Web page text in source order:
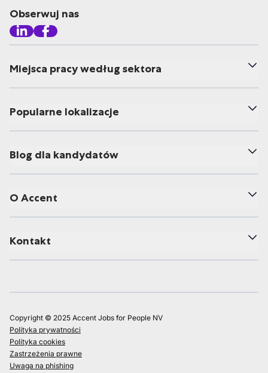
Obserwuj nas
Miejsca pracy według sektora
Popularne lokalizacje
Blog dla kandydatów
O Accent
Kontakt
Copyright © 2025 Accent Jobs for People NV
Polityka prywatności
Polityka cookies
Zastrzeżenia prawne
Uwaga na phishing